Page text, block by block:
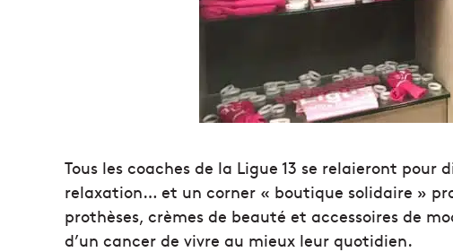
Tous les coaches de la Ligue 13 se relaieront pour
relaxation… et un corner « boutique solidaire »
prothèses, crèmes de beauté et accessoires de
d’un cancer de vivre au mieux leur quotidien.